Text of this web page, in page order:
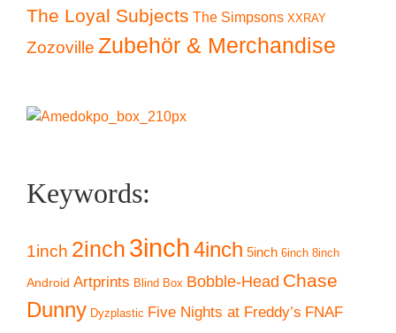
The Loyal Subjects The Simpsons XXRAY
Zozoville Zubehör & Merchandise
Keywords:
1inch 2inch 3inch4inch 5inch 6inch 8inch
Android Artprints Blind Box Bobble-Head Chase
Dunny Dyzplastic Five Nights at Freddy’s FNAF